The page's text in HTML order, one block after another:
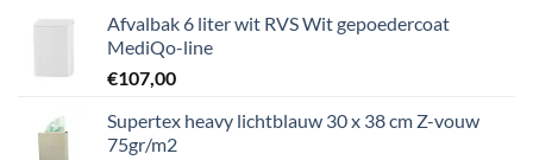
Afvalbak 6 liter wit RVS Wit gepoedercoat
MediQo-line
€107,00
Supertex heavy lichtblauw 30 x 38 cm Z-vouw
75gr/m2